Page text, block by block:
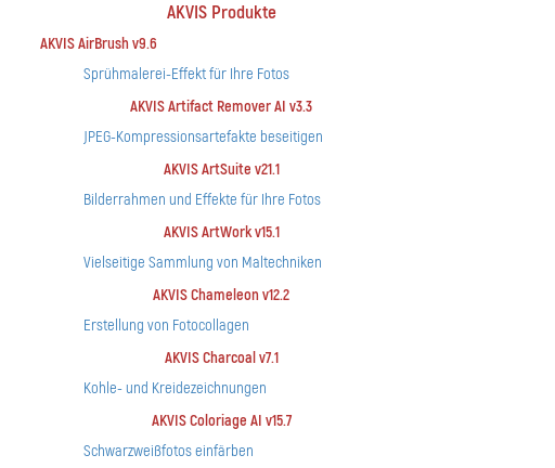
AKVIS Produkte
AKVIS AirBrush v9.6
Sprühmalerei-Effekt für Ihre Fotos
AKVIS Artifact Remover AI v3.3
JPEG-Kompressionsartefakte beseitigen
AKVIS ArtSuite v21.1
Bilderrahmen und Effekte für Ihre Fotos
AKVIS ArtWork v15.1
Vielseitige Sammlung von Maltechniken
AKVIS Chameleon v12.2
Erstellung von Fotocollagen
AKVIS Charcoal v7.1
Kohle- und Kreidezeichnungen
AKVIS Coloriage AI v15.7
Schwarzweißfotos einfärben